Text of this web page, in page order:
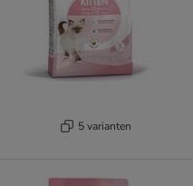
5 varianten